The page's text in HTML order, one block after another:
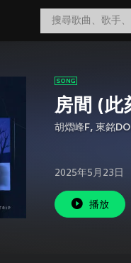
房間 (此
胡熠峰F, 東銘
2025年5月23日
播放